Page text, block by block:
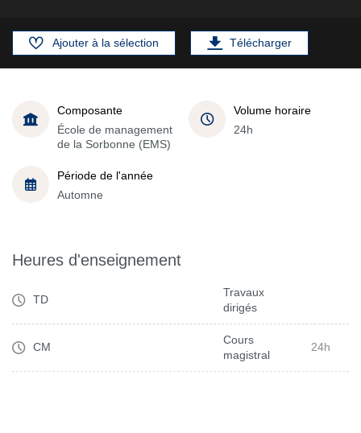
Ajouter à la sélection Télécharger
Composante
École de management
de la Sorbonne (EMS)
Volume horaire
24h
Période de l'année
Automne
Heures d'enseignement
TD
Travaux
dirigés
CM
Cours
magistral
24h